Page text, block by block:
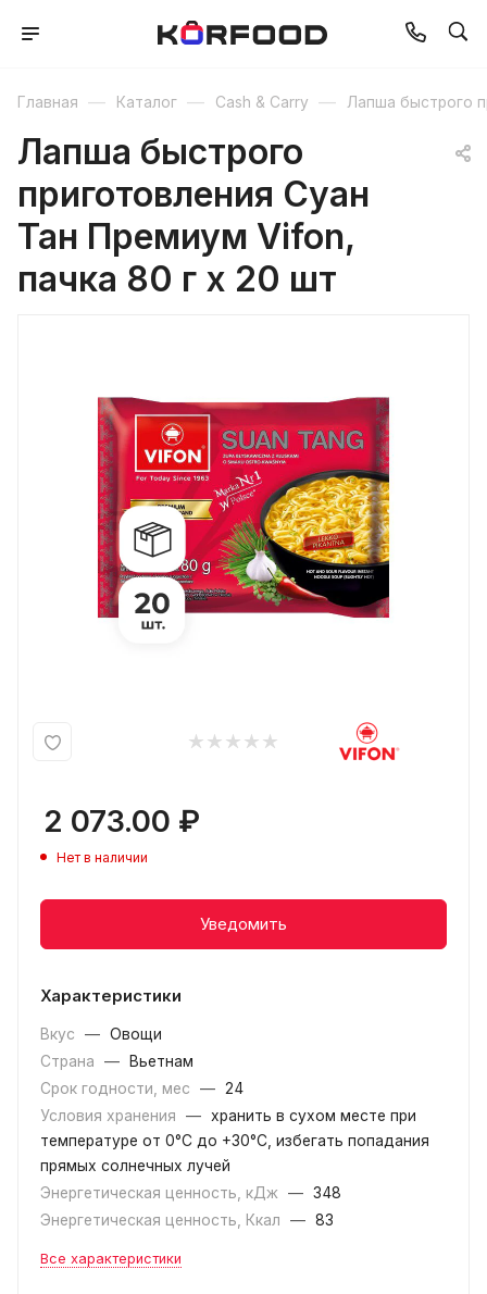
Главная — Каталог — Cash & Carry — Лапша быстрого
Лапша быстрого
приготовления Суан
Тан Премиум Vifon,
пачка 80 г х 20 шт
2 073.00 ₽
Нет в наличии
Уведомить
Характеристики
Вкус — Овощи
Страна
—
Вьетнам
Срок годности, мес
— 24
Условия хранения
— хранить в сухом месте при
температуре от 0°С до +30°С, избегать попадания
прямых солнечных лучей
Энергетическая ценность, кДж
— 348
Энергетическая ценность, Ккал
— 83
Все характеристики